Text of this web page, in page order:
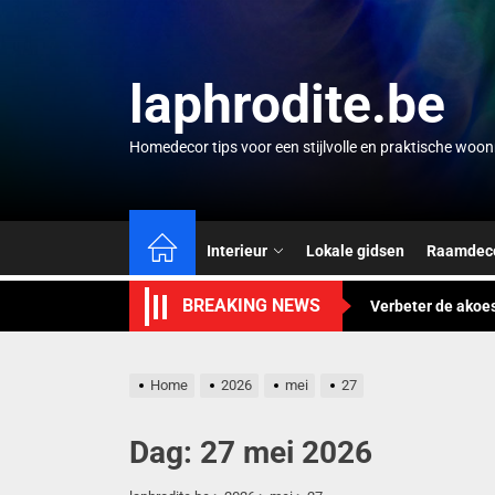
laphrodite.be
Homedecor tips voor een stijlvolle en praktische
Interieur Lokale gidsen
BREAKING NEWS
Verbeter de
Wandkalender
Home 2026 mei 27
Dag: 27 mei 2026